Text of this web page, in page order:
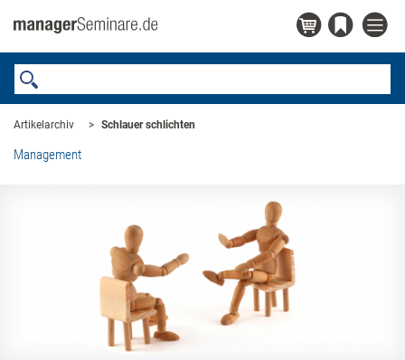
Artikelarchiv Schlauer schlichten
Management